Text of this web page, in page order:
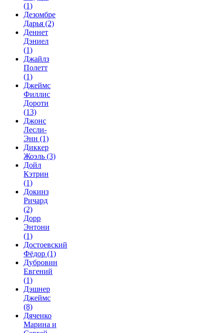
(1)
Дезомбре
Дарья (2)
Деннет
Дэниел
(1)
Джайлз
Полетт
(1)
Джеймс
Филлис
Дороти
(13)
Джонс
Лесли-
Энн (1)
Диккер
Жоэль (3)
Дойл
Кэтрин
(1)
Докинз
Ричард
(2)
Дорр
Энтони
(1)
Достоевский
Фёдор (1)
Дубровин
Евгений
(1)
Дэшнер
Джеймс
(8)
Дяченко
Марина и